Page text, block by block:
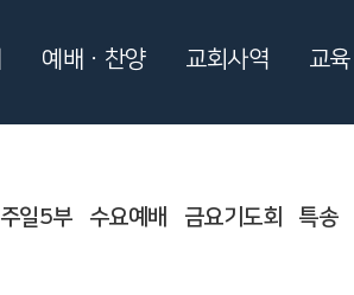
주일5부 수요예배 금요기도회 특송
예배ㆍ찬양 교회사역 교육